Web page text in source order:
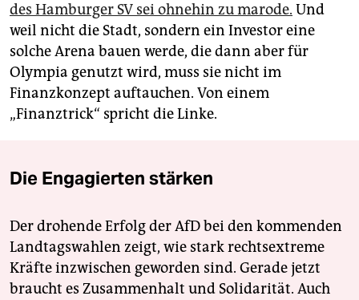
des Hamburger SV sei ohnehin zu marode. Und
weil nicht die Stadt, sondern ein Investor eine
solche Arena bauen werde, die dann aber für
Olympia genutzt wird, muss sie nicht im
Finanzkonzept auftauchen. Von einem
„Finanztrick“ spricht die Linke.
Die Engagierten stärken
Der drohende Erfolg der AfD bei den kommenden
Landtagswahlen zeigt, wie stark rechtsextreme
Kräfte inzwischen geworden sind. Gerade jetzt
braucht es Zusammenhalt und Solidarität. Auch